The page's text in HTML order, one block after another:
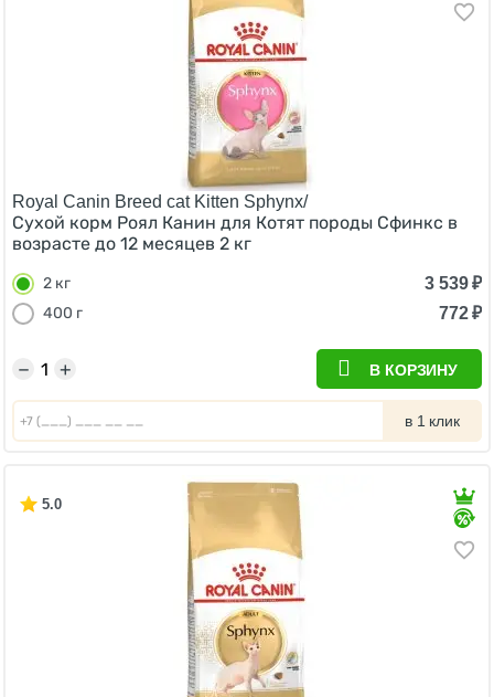
Royal Canin Breed cat Kitten Sphynx/
Сухой корм Роял Канин для Котят породы Сфинкс в
возрасте до 12 месяцев 2 кг
2 кг 3 539₽
400 г
772₽
+
− В КОРЗИНУ
в 1 клик
5.0